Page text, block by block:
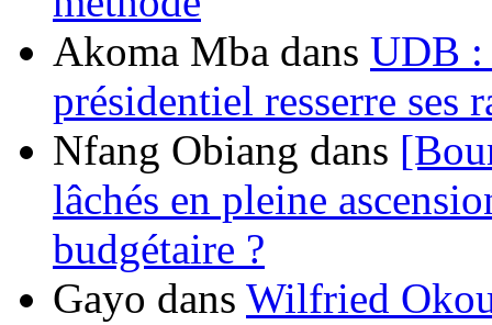
Akoma Mba dans UDB :
présidentiel resserre ses
Nfang Obiang dans
lâchés en pleine
budgétaire ?
Gayo dans Wilfried